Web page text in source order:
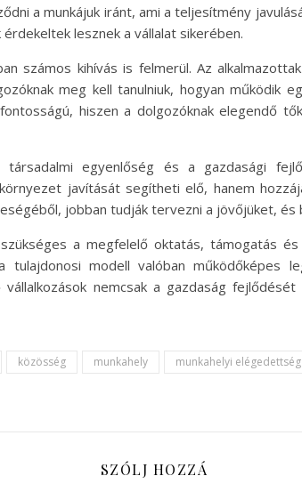
a munkájuk iránt, ami a teljesítmény
lesznek a vállalat sikerében.
számos kihívás is felmerül. Az
meg kell tanulniuk, hogyan működik
hiszen a dolgozóknak elegendő
egyenlőség és a gazdasági
javítását segítheti elő, hanem
jobban tudják tervezni a jövőjüket,
a megfelelő oktatás, támogatás és
tulajdonosi modell valóban működőképes
vállalkozások nemcsak a gazdaság
közösség munkahely munkahelyi elégedettség
SZÓLJ HOZZÁ